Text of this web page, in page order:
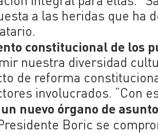
a las heridas que ha
constitucional de los
nuestra diversidad
de reforma
involucrados. “Con
nuevo órgano de
Boric se